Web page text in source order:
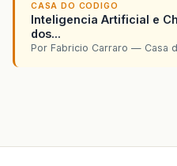
CASA DO CODIGO
Inteligencia Artificial e
dos...
Por Fabricio Carraro — Casa